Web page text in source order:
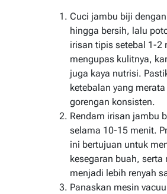
Cuci jambu biji
hingga bersih, lalu
irisan tipis setebal 1-2
mengupas kulitnya,
juga kaya nutrisi.
ketebalan yang merata
gorengan konsisten.
Rendam irisan jambu
selama 10-15 menit.
ini bertujuan untuk
kesegaran buah,
menjadi lebih renyah
Panaskan mesin